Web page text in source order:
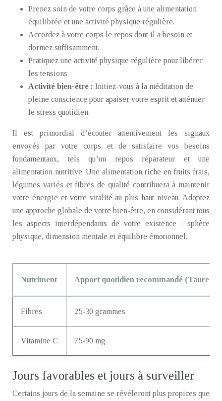
Prenez soin de votre corps grâce à une alimentation
équilibrée et une activité physique régulière.
Accordez à votre corps le repos dont il a besoin et
dormez suffisamment.
Pratiquez une activité physique régulière pour libérer
les tensions.
Activité bien-être : Initiez-vous à la méditation de
pleine conscience pour apaiser votre esprit et atténuer
le stress quotidien.
Il est primordial d’écouter attentivement les signaux
envoyés par votre corps et de satisfaire vos besoins
fondamentaux, tels qu’un repos réparateur et une
alimentation nutritive. Une alimentation riche en fruits frais,
légumes variés et fibres de qualité contribuera à maintenir
votre énergie et votre vitalité au plus haut niveau. Adoptez
une approche globale de votre bien-être, en considérant tous
les aspects interdépendants de votre existence : sphère
physique, dimension mentale et équilibre émotionnel.
Nutriment Apport quotidien recommandé (Taureau)
Fibres 25-30 grammes
Vitamine C 75-90 mg
Jours favorables et jours à surveiller
Certains jours de la semaine se révéleront plus propices que